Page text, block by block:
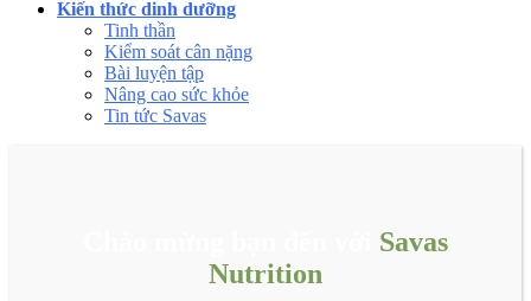
Kiến thức dinh dưỡng
Tinh thần
Kiểm soát cân nặng
Bài luyện tập
Nâng cao sức khỏe
Tin tức Savas
Savas
Nutrition